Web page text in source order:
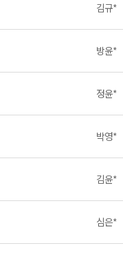
김규*
방윤*
정윤*
박영*
김윤*
심은*